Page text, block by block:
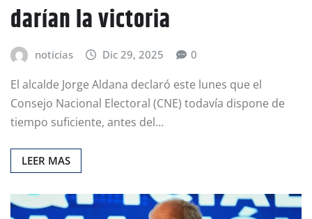
darían la victoria
noticias Dic 29, 2025 0
El alcalde Jorge Aldana declaró este lunes que el
Consejo Nacional Electoral (CNE) todavía dispone de
tiempo suficiente, antes del…
LEER MAS